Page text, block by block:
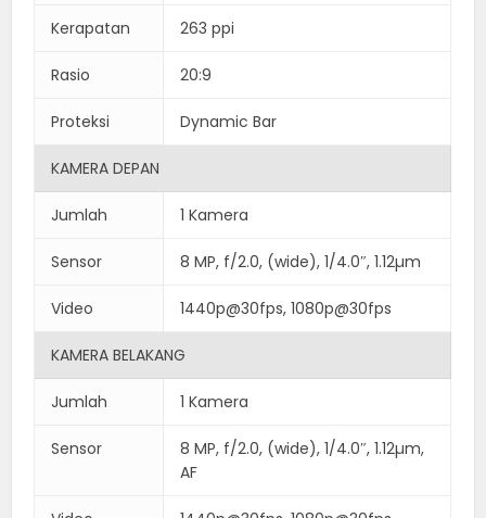
Kerapatan 263 ppi
Rasio 20:9
Proteksi Dynamic Bar
KAMERA DEPAN
Jumlah 1 Kamera
Sensor 8 MP, f/2.0, (wide), 1/4.0″, 1.12µm
Video 1440p@30fps, 1080p@30fps
KAMERA BELAKANG
Jumlah 1 Kamera
Sensor
8 MP, f/2.0, (wide), 1/4.0″, 1.12µm,
AF